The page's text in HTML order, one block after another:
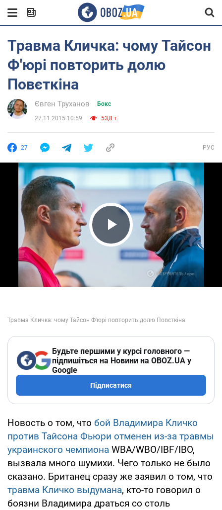
Травма Кличка: чому Тайсон
Ф'юрі повторить долю
Повєткіна
Євген Труханoв Бокс
27.11.2015 10:59 53,8 т.
27 РУС
Play Video
Будьте першими у курсі головного —
підпишіться на Новини на OBOZ.UA у
Google
Підписатися
Новость о том, что бой Владимира Кличко
против Тайсона Фьюри отменен из-за травмы
украинского чемпиона WBA/WBO/IBF/IBO,
вызвала много шумихи. Чего только не было
сказано. Британец сразу же заявил о том, что
травма Кличко выдумана, кто-то говорил о
боязни Владимира драться со столь